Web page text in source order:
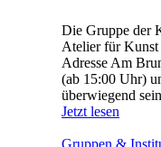
Die Gruppe der
Atelier für Kunst
Adresse Am
(ab 15:00 Uhr)
überwiegend
Jetzt lesen
Gruppen &